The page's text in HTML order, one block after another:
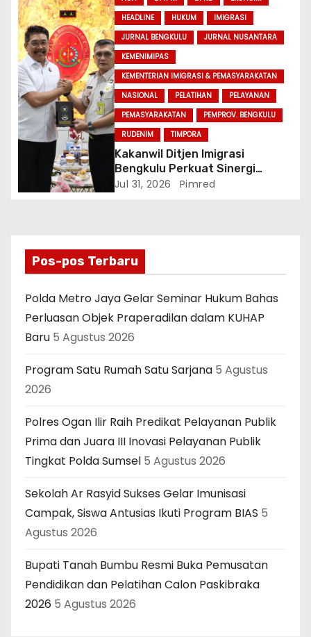
HEADLINE
HUKUM
IMIGRASI
JURNAL BENGKULU
JURNAL NUSANTARA
KEMENIMIPAS
KEMENTERIAN IMIGRASI & PEMASYARAKATAN
NASIONAL
PELATIHAN
PELAYANAN
PEMASYARAKATAN
PEMPROV. BENGKULU
RUDENIM
TIMPORA
Kakanwil Ditjen Imigrasi
Bengkulu Perkuat Sinergi
Penegakan Hukum Melalui
Jul 31, 2026 Pimred
Pos-pos Terbaru
Polda Metro Jaya Gelar Seminar Hukum Bahas
Perluasan Objek Praperadilan dalam KUHAP
Baru 5 Agustus 2026
Program Satu Rumah Satu Sarjana 5 Agustus
2026
Polres Ogan Ilir Raih Predikat Pelayanan Publik
Prima dan Juara III Inovasi Pelayanan Publik
Tingkat Polda Sumsel 5 Agustus 2026
Sekolah Ar Rasyid Sukses Gelar Imunisasi
Campak, Siswa Antusias Ikuti Program BIAS 5
Agustus 2026
Bupati Tanah Bumbu Resmi Buka Pemusatan
Pendidikan dan Pelatihan Calon Paskibraka
2026 5 Agustus 2026